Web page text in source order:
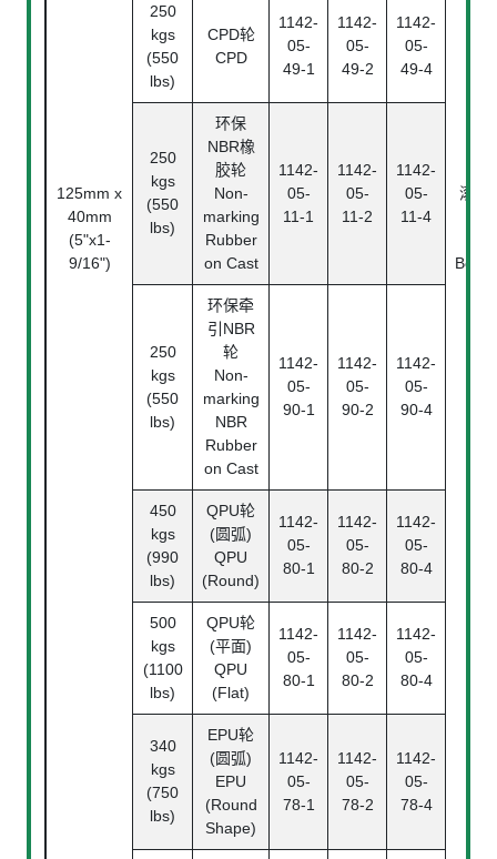
125mm x
40mm
(5"x1-
9/16")
滚珠
250
kgs
(550
lbs)
CPD轮
CPD
1142-
05-
49-1
1142-
05-
49-2
1142-
05-
49-4
250
kgs
(550
lbs)
环保
NBR橡
胶轮
Non-
marking
Rubber
on Cast
1142-
05-
11-1
1142-
05-
11-2
1142-
05-
11-4
250
kgs
(550
lbs)
环保牵
引NBR
轮
Non-
marking
NBR
Rubber
on Cast
1142-
05-
90-1
1142-
05-
90-2
1142-
05-
90-4
450
kgs
(990
lbs)
QPU轮
(圆弧)
QPU
(Round)
1142-
05-
80-1
1142-
05-
80-2
1142-
05-
80-4
500
kgs
(1100
lbs)
QPU轮
(平面)
QPU
(Flat)
1142-
05-
80-1
1142-
05-
80-2
1142-
05-
80-4
340
kgs
(750
lbs)
EPU轮
(圆弧)
EPU
(Round
Shape)
1142-
05-
78-1
1142-
05-
78-2
1142-
05-
78-4